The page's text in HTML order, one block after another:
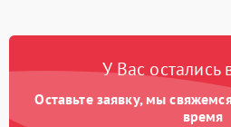
У Вас остались
Оставьте заявку, мы
время